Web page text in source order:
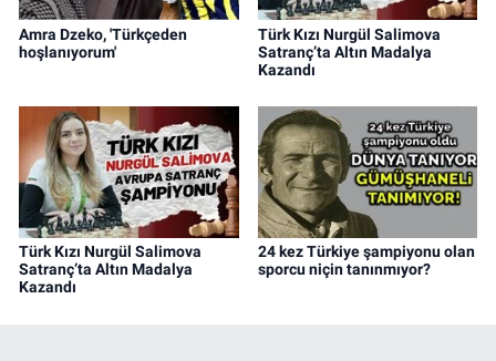
Amra Dzeko, 'Türkçeden
hoşlanıyorum'
Türk Kızı Nurgül Salimova
Satranç’ta Altın Madalya
Kazandı
Türk Kızı Nurgül Salimova
Satranç’ta Altın Madalya
Kazandı
24 kez Türkiye şampiyonu olan
sporcu niçin tanınmıyor?